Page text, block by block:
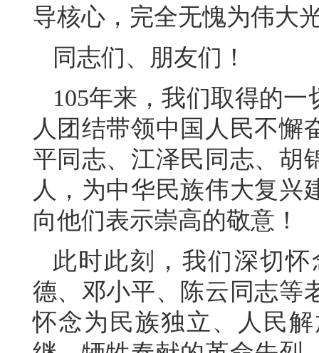
导核心，完全无愧为伟大
同志们、朋友们！
105年来，我们取得的
人团结带领中国人民不懈
平同志、江泽民同志、胡
人，为中华民族伟大复兴
向他们表示崇高的敬意！
此时此刻，我们深切
德、邓小平、陈云同志等
怀念为民族独立、人民